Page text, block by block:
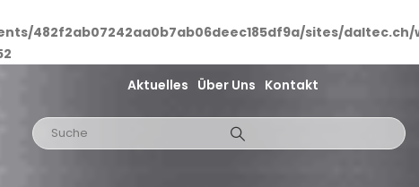
482f2ab07242aa0b7ab06deec185df9a/sites/
Aktuelles Über Uns Kontakt